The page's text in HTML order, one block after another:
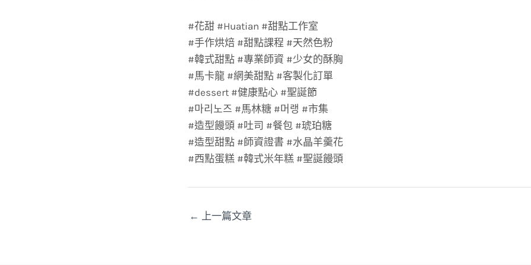
#花甜 #Huatian #甜點工作室
#手作烘焙 #甜點課程 #天然色粉
#韓式甜點 #專業師資 #少女的酥胸
#馬卡龍 #網美甜點 #客製化訂單
#dessert #健康點心 #聖誕節
#마리노즈 #馬林糖 #머랭 #市集
#造型饅頭 #吐司 #餐包 #琥珀糖
#造型甜點 #師資證書 #水晶羊羹花
#西點蛋糕 #韓式米年糕 #聖誕饅頭
← 上一篇文章